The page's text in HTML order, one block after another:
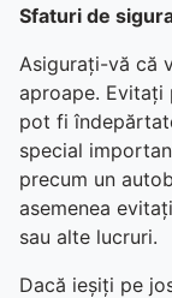
Sfaturi de
Asigurați-vă că
aproape. Evitați
pot fi
special
precum un
asemenea
sau alte lucruri.
Dacă ieșiți pe